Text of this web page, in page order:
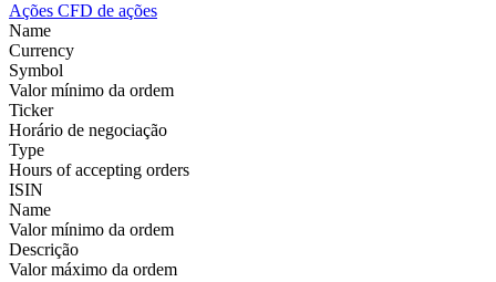
Ações CFD de ações
Name
Currency
Symbol
Valor mínimo da ordem
Ticker
Horário de negociação
Type
Hours of accepting orders
ISIN
Name
Valor mínimo da ordem
Descrição
Valor máximo da ordem